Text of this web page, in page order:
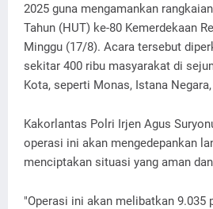
2025 guna mengamankan
Tahun (HUT) ke-80 Kemerdekaan
Minggu (17/8). Acara tersebut
sekitar 400 ribu masyarakat di
Kota, seperti Monas, Istana
Kakorlantas Polri Irjen Agus
operasi ini akan mengedepankan
menciptakan situasi yang aman
"Operasi ini akan melibatkan 9.035